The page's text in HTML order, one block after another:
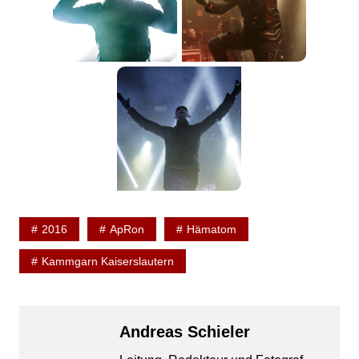
2016 ApRon Hämatom
Kammgarn Kaiserslautern
Andreas Schieler